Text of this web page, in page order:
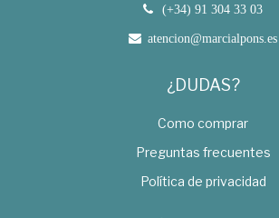
(+34) 91 304 33 03
atencion@marcialpons.es
¿DUDAS?
Como comprar
Preguntas frecuentes
Política de privacidad